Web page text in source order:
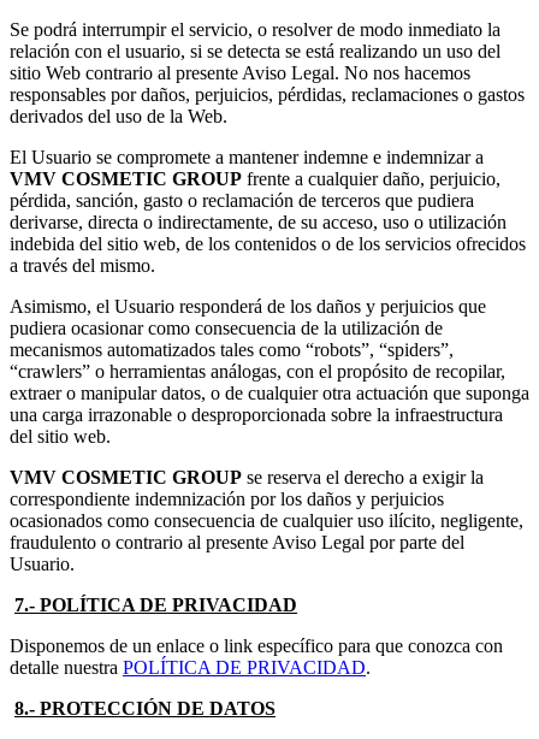
Se podrá interrumpir el servicio, o resolver de modo inmediato la
relación con el usuario, si se detecta se está realizando un uso del
sitio Web contrario al presente Aviso Legal. No nos hacemos
responsables por daños, perjuicios, pérdidas, reclamaciones o gastos
derivados del uso de la Web.
El Usuario se compromete a mantener indemne e indemnizar a
VMV COSMETIC GROUP frente a cualquier daño, perjuicio,
pérdida, sanción, gasto o reclamación de terceros que pudiera
derivarse, directa o indirectamente, de su acceso, uso o utilización
indebida del sitio web, de los contenidos o de los servicios ofrecidos
a través del mismo.
Asimismo, el Usuario responderá de los daños y perjuicios que
pudiera ocasionar como consecuencia de la utilización de
mecanismos automatizados tales como “robots”, “spiders”,
“crawlers” o herramientas análogas, con el propósito de recopilar,
extraer o manipular datos, o de cualquier otra actuación que suponga
una carga irrazonable o desproporcionada sobre la infraestructura
del sitio web.
VMV COSMETIC GROUP se reserva el derecho a exigir la
correspondiente indemnización por los daños y perjuicios
ocasionados como consecuencia de cualquier uso ilícito, negligente,
fraudulento o contrario al presente Aviso Legal por parte del
Usuario.
7.- POLÍTICA DE PRIVACIDAD
Disponemos de un enlace o link específico para que conozca con
detalle nuestra POLÍTICA DE PRIVACIDAD.
8.- PROTECCIÓN DE DATOS